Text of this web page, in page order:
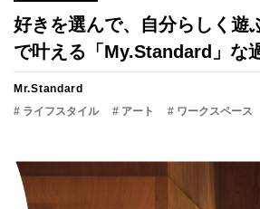
好きを選んで、自分らしく遊
で叶える「My.Standard」な
Mr.Standard
# ライフスタイル
# アート # ワークスペース